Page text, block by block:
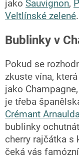
jako Sauvignon,
Veltlínské zelené.
Bublinky v
Pokud se
zkuste vína,
jako
je třeba
Crémant
bublinky
cherry rajčátka s
čeká vás